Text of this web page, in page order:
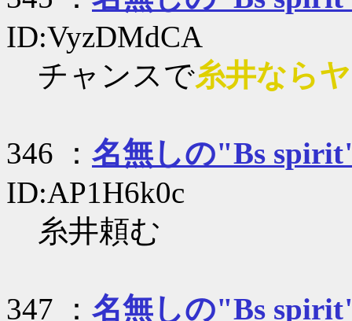
ID:VyzDMdCA
チャンスで糸井なら
346 ： 名無しの"Bs
ID:AP1H6k0c
糸井頼む
347 ： 名無しの"Bs